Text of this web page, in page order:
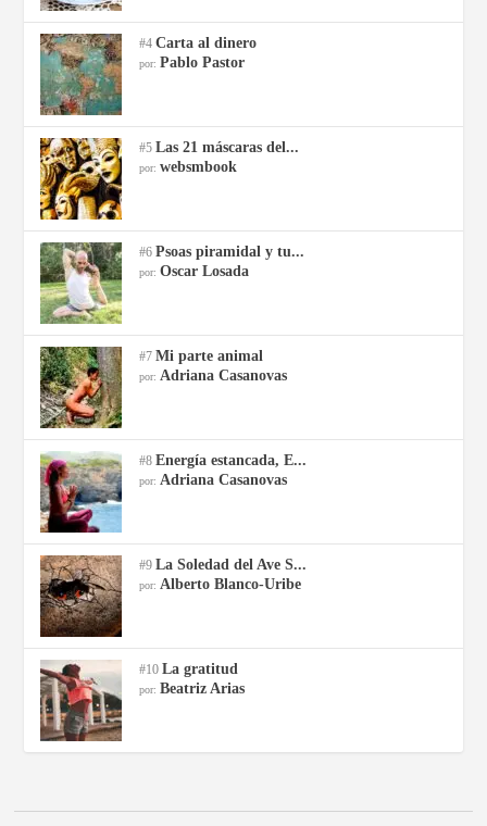
#4Carta al dinero
por: Pablo Pastor
#5Las 21 máscaras del...
por:websmbook
#6Psoas piramidal y tu...
por:Oscar Losada
#7Mi parte animal
por: Adriana Casanovas
#8Energía estancada, E...
por: Adriana Casanovas
#9La Soledad del Ave S...
por: Alberto Blanco-Uribe
#10La gratitud
por: Beatriz Arias